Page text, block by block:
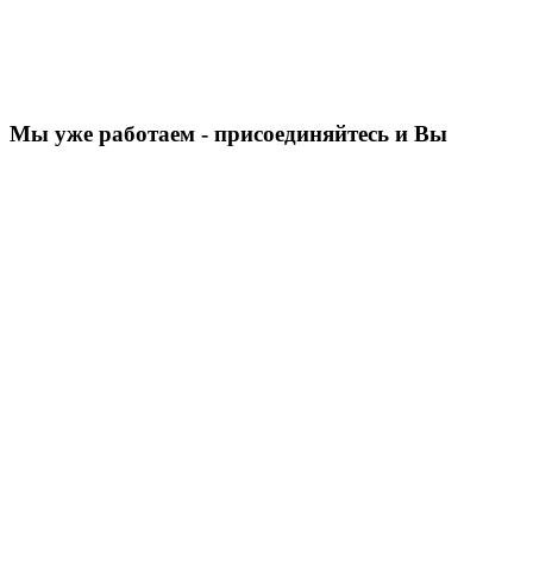
Мы уже работаем - присоединяйтесь и Вы